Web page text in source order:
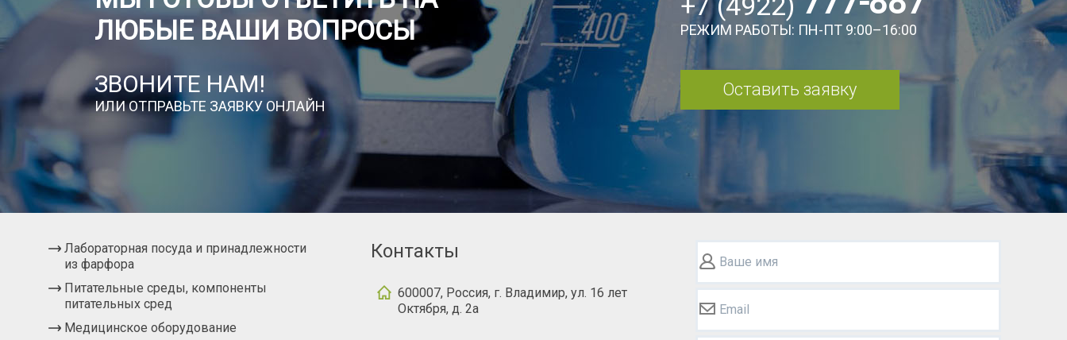
ЛЮБЫЕ ВАШИ ВОПРОСЫ
ЗВОНИТЕ НАМ!
ИЛИ ОТПРАВЬТЕ ЗАЯВКУ ОНЛАЙН
РЕЖИМ РАБОТЫ: ПН-ПТ 9:00–16:00
Оставить заявку
Лабораторная посуда и принадлежности
из фарфора
Питательные среды, компоненты
питательных сред
Медицинское оборудование
Контакты
600007, Россия, г. Владимир, ул. 16 лет
Октября, д. 2а
Ваше имя
Email